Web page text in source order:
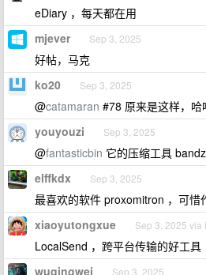
eDiary ，每天都在用
mjever Sep 3, 2025
好帖，马克
ko20 Sep 3, 2025
@catamaran #78 原来是这样，
youyouzi Sep 3, 2025
@fantasticbin 它的压缩工具
elffkdx Sep 3, 2025
最喜欢的软件 proxomitron ，可惜
xiaoyutongxue Sep 3, 2025 via
LocalSend ，跨平台传输的好工具
wuqingwei Sep 3, 2025